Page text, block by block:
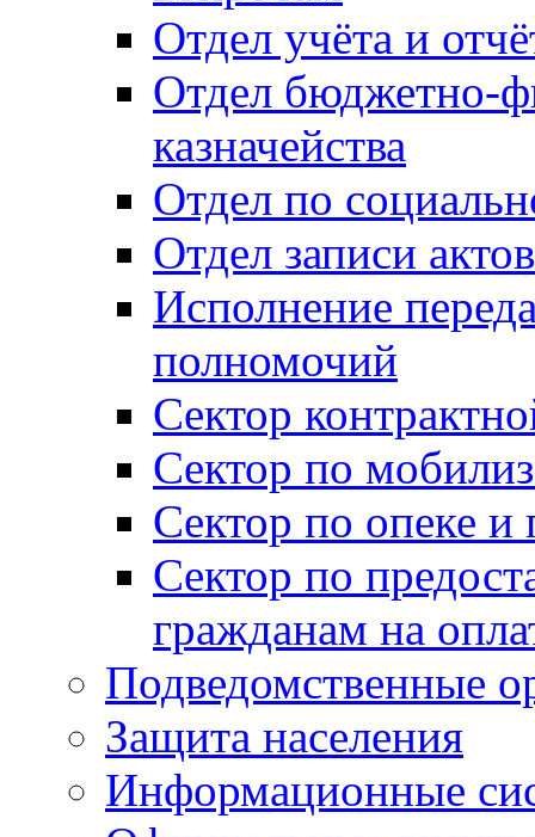
Отдел учёта и
Отдел бюджетно-
казначейства
Отдел по
Отдел записи
Исполнение
полномочий
Сектор
Сектор по
Сектор по опеке и
Сектор по
гражданам на
Подведомственные
Защита населения
Информационные